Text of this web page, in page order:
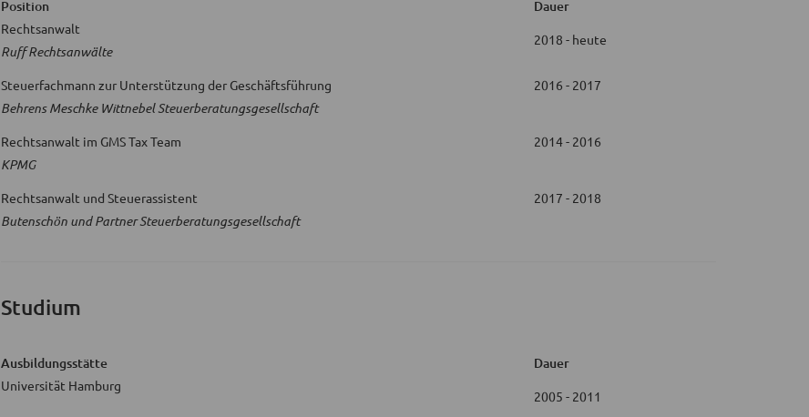
Position Dauer
Rechtsanwalt
Ruff Rechtsanwälte
2018 - heute
Steuerfachmann zur Unterstützung der Geschäftsführung
Behrens Meschke Wittnebel Steuerberatungsgesellschaft
2016 - 2017
Rechtsanwalt im GMS Tax Team
KPMG
2014 - 2016
Rechtsanwalt und Steuerassistent
Butenschön und Partner Steuerberatungsgesellschaft
2017 - 2018
Studium
Ausbildungsstätte Dauer
Universität Hamburg
2005 - 2011